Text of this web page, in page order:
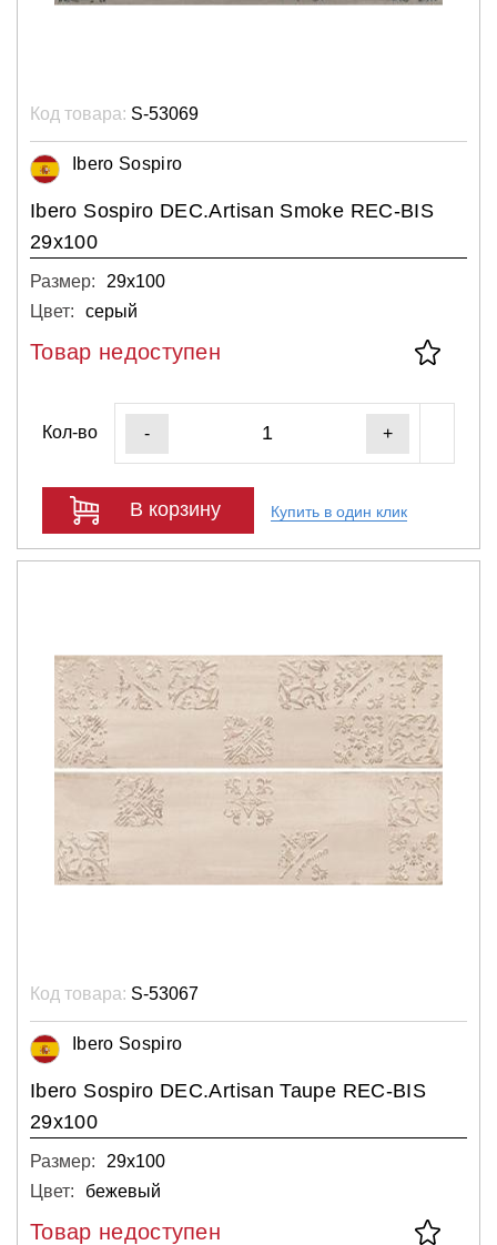
Код товара: S-53069
Ibero Sospiro
Ibero Sospiro DEC.Artisan Smoke REC-BIS
29x100
Размер:
29х100
Цвет:
серый
Товар недоступен
Кол-во - +
В корзину Купить в один клик
Код товара: S-53067
Ibero Sospiro
Ibero Sospiro DEC.Artisan Taupe REC-BIS
29x100
Размер:
29х100
Цвет:
бежевый
Товар недоступен